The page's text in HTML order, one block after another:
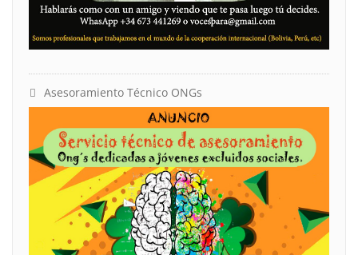
Asesoramiento Técnico ONGs